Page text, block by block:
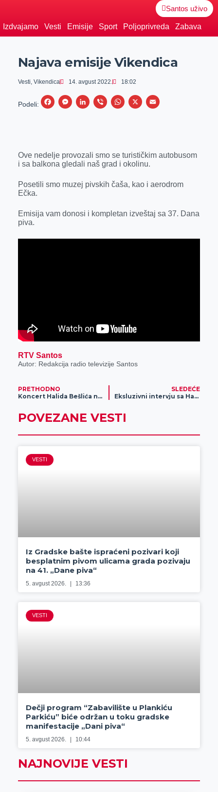
Santos uživo
Izdvajamo Vesti Emisije Sport Poljoprivreda Zabava
Najava emisije Vikendica
Vesti, Vikendica 14. avgust 2022. 18:02
Podeli:
F
b
o
M
e
g
r
L
e
I
V
r
W
s
p
X
E
l
Ove nedelje provozali smo se turističkim autobusom
i sa balkona gledali naš grad i okolinu.
Posetili smo muzej pivskih čaša, kao i aerodrom
Ečka.
Emisija vam donosi i kompletan izveštaj sa 37. Dana
piva.
RTV Santos
Autor: Redakcija radio televizije Santos
PRETHODNO
Koncert Halida Bešlića na 37. Danima piva
SLEDEĆE
Eksluzivni intervju sa Halidom Bešlićem
POVEZANE VESTI
VESTI
Iz Gradske bašte ispraćeni pozivari koji
besplatnim pivom ulicama grada pozivaju
na 41. „Dane piva“
5. avgust 2026. 13:36
VESTI
Dečji program “Zabavilište u Plankiću
Parkiću” biće održan u toku gradske
manifestacije „Dani piva“
5. avgust 2026. 10:44
NAJNOVIJE VESTI